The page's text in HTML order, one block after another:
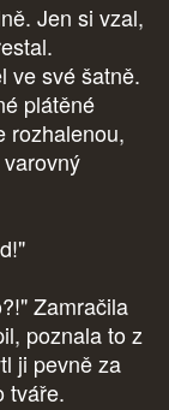
Jen si vzal,
ve své šatně.
plátěné
rozhalenou,
Zamračila
poznala to z
ji pevně za
tváře.